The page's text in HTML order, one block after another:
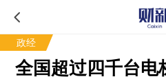
政经
全国超过四千台电